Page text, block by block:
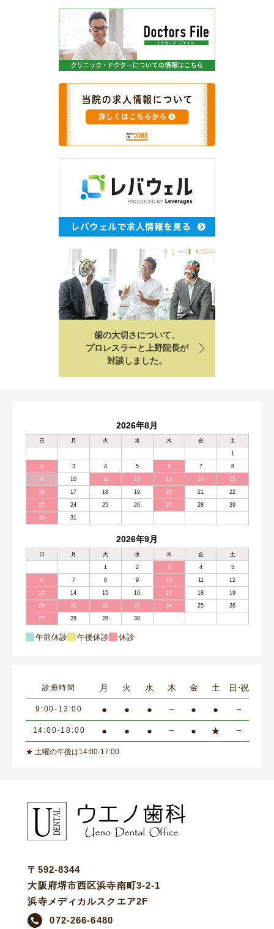
歯の大切さについて、
プロレスラーと上野院長が
対談しました。
2026年8月
日 月 火 水 木 金 土
1
2 3 4 5 6 7 8
9 10 11 12 13 14 15
16 17 18 19 20 21 22
23 24 25 26 27 28 29
30 31
2026年9月
日 月 火 水 木 金 土
1 2 3 4 5
6 7 8 9 10 11 12
13 14 15 16 17 18 19
20 21 22 23 24 25 26
27 28 29 30
午前休診 午後休診 休診
診療時間 月 火 水 木 金 土 日・祝
9:00-13:00 ● ● ● − ● ● −
14:00-18:00 ● ● ● − ● ★ −
★ 土曜の午後は14:00-17:00
〒592-8344
大阪府堺市西区浜寺南町3-2-1
浜寺メディカルスクエア2F
072-266-6480